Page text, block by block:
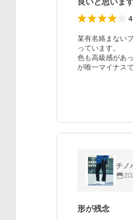
良いと思いま
4
某有名絡まない
っています。
色も高級感があ
が唯一マイナスで
チノ
形が残念